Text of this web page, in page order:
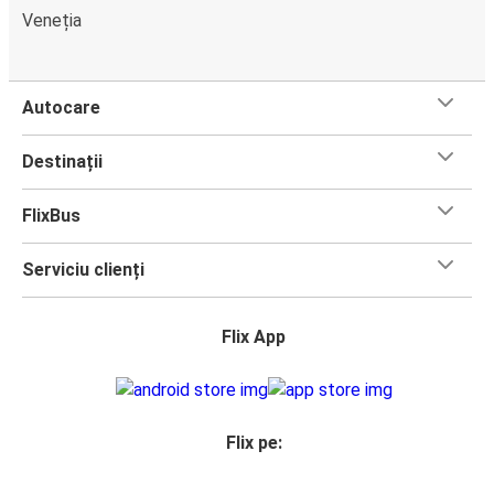
Veneția
Autocare
Destinații
FlixBus
Serviciu clienți
Flix App
Flix pe: